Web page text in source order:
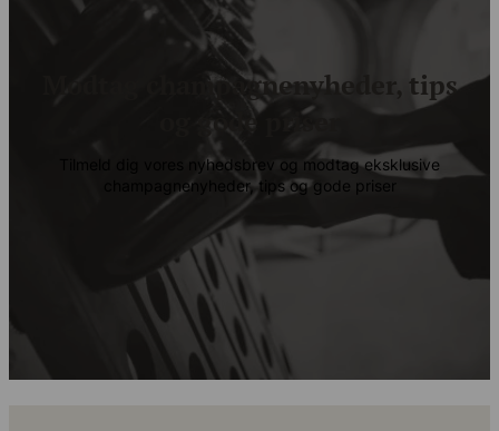
Modtag champagnenyheder, tips
og gode priser
Tilmeld dig vores nyhedsbrev og modtag eksklusive
champagnenyheder, tips og gode priser